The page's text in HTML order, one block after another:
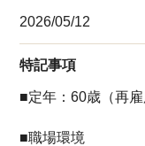
2026/05/12
特記事項
■定年：60歳（再雇
■職場環境